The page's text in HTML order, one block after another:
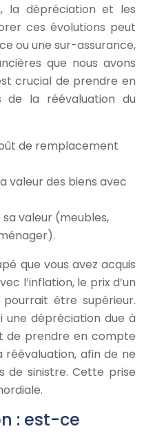
la dépréciation et les
ces évolutions peut
ou une sur-assurance,
que nous avons
crucial de prendre en
la réévaluation du
de remplacement
valeur des biens avec
valeur (meubles,
que vous avez acquis
l’inflation, le prix d’un
pourrait être supérieur.
une dépréciation due à
de prendre en compte
afin de ne
de sinistre. Cette prise
: est-ce